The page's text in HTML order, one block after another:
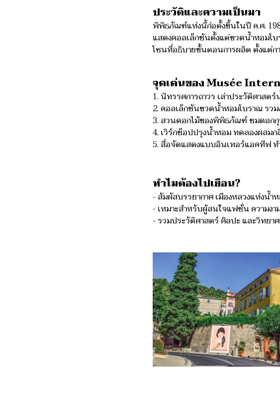
ประวัติและความเป็นมา
พิพิธภัณฑ์แห่งนี้ก่อตั้งขึ้นในปี ค.ศ.
แสดงคอลเล็กชันตั้งแต่ขวดน้ำหอมโ
โซนที่อธิบายขั้นตอนการผลิต ตั้งแต่ก
จุดเด่นของ Musée
1. นิทรรศการถาวร เล่าประวัติศาส
2. คอลเล็กชันขวดน้ำหอมโบราณ รว
3. สวนดอกไม้ของพิพิธภัณฑ์ ชมดอก
4. เวิร์กช็อปปรุงน้ำหอม ทดลองผสม
5. สื่อจัดแสดงแบบอินเทอร์แอคทีฟ ท
ทำไมต้องไปเยือน?
- สัมผัสบรรยากาศ เมืองหลวงแห่งน้ำ
- เหมาะสำหรับผู้สนใจแฟชั่น ความง
- รวมประวัติศาสตร์ ศิลปะ และวิทย